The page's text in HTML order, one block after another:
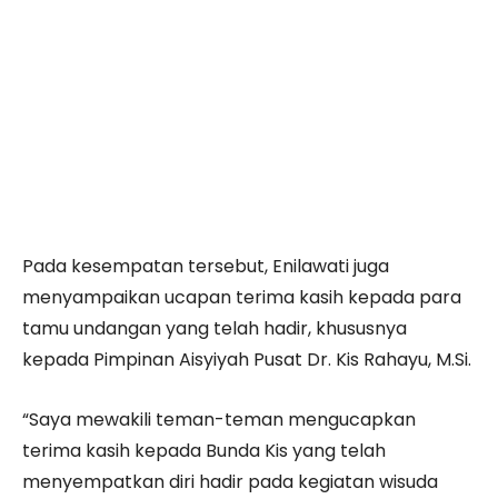
Pada kesempatan tersebut, Enilawati juga
menyampaikan ucapan terima kasih kepada para
tamu undangan yang telah hadir, khususnya
kepada Pimpinan Aisyiyah Pusat Dr. Kis Rahayu, M.Si.
“Saya mewakili teman-teman mengucapkan
terima kasih kepada Bunda Kis yang telah
menyempatkan diri hadir pada kegiatan wisuda